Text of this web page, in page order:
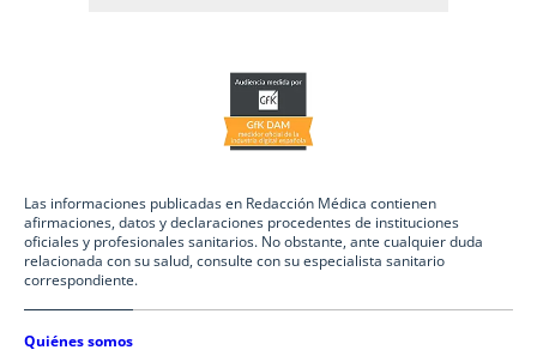
Las informaciones publicadas en Redacción Médica contienen
afirmaciones, datos y declaraciones procedentes de instituciones
oficiales y profesionales sanitarios. No obstante, ante cualquier duda
relacionada con su salud, consulte con su especialista sanitario
correspondiente.
Quiénes somos